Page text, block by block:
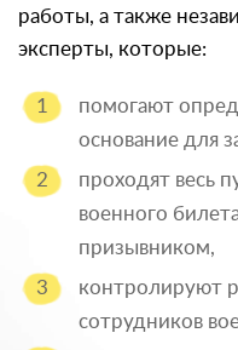
работы, а также
эксперты, которые:
помогают
основание для
проходят весь
военного
призывником,
контролируют
сотрудников